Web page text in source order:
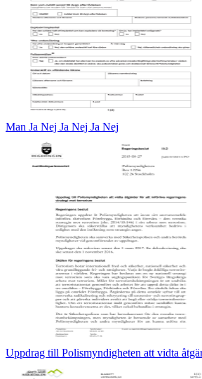
Man Ja Nej Ja Nej Ja Nej
Uppdrag till Polismyndigheten att vidta